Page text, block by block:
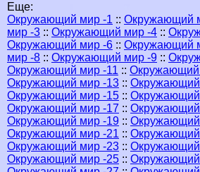
Еще:
Окружающий мир -1 :: Окружающий
мир -3 :: Окружающий мир -4 ::
Окружающий мир -6 :: Окружающий
мир -8 :: Окружающий мир -9 ::
Окружающий мир -11 :: Окружающий
Окружающий мир -13 ::
Окружающий мир -15 ::
Окружающий мир -17 ::
Окружающий мир -19 ::
Окружающий мир -21 ::
Окружающий мир -23 ::
Окружающий мир -25 ::